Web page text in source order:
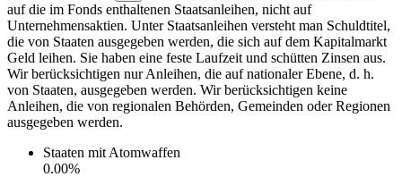
auf die im Fonds enthaltenen Staatsanleihen, nicht auf
Unternehmensaktien. Unter Staatsanleihen versteht man Schuldtitel,
die von Staaten ausgegeben werden, die sich auf dem Kapitalmarkt
Geld leihen. Sie haben eine feste Laufzeit und schütten Zinsen aus.
Wir berücksichtigen nur Anleihen, die auf nationaler Ebene, d. h.
von Staaten, ausgegeben werden. Wir berücksichtigen keine
Anleihen, die von regionalen Behörden, Gemeinden oder Regionen
ausgegeben werden.
Staaten mit Atomwaffen
0.00%